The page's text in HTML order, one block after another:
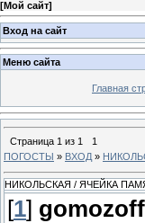
[Мой сайт]
Вход на сайт
Меню сайта
Главная
Страница 1 из 1
1
ПОГОСТЫ » ВХОД »
НИКОЛЬСКАЯ / ЯЧЕЙКА
[1]